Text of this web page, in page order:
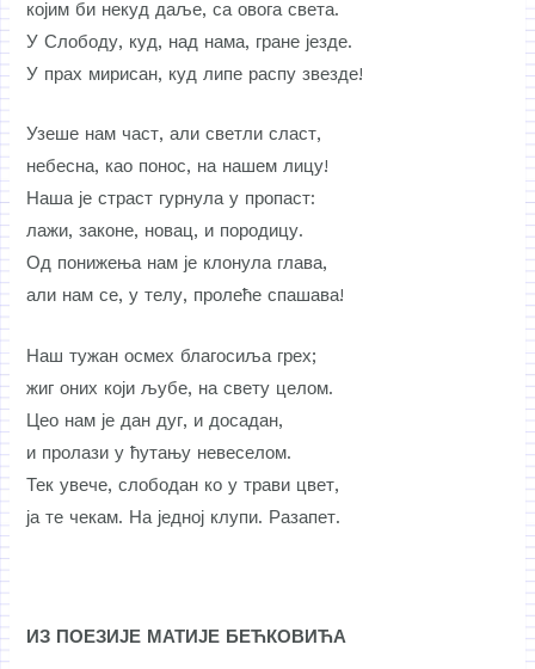
којим би некуд даље, са овога света.
У Слободу, куд, над нама, гране језде.
У прах мирисан, куд липе распу звезде!
Узеше нам част, али светли сласт,
небесна, као понос, на нашем лицу!
Наша је страст гурнула у пропаст:
лажи, законе, новац, и породицу.
Од понижења нам је клонула глава,
али нам се, у телу, пролеће спашава!
Наш тужан осмех благосиља грех;
жиг оних који љубе, на свету целом.
Цео нам је дан дуг, и досадан,
и пролази у ћутању невеселом.
Тек увече, слободан ко у трави цвет,
ја те чекам. На једној клупи. Разапет.
ИЗ ПОЕЗИЈЕ МАТИЈЕ БЕЋКОВИЋА